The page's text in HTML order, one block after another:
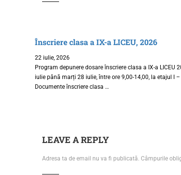
Înscriere clasa a IX-a LICEU, 2026
22 iulie, 2026
Program depunere dosare înscriere clasa a IX-a LICEU
iulie până marți 28 iulie, între ore 9,00-14,00, la etajul I
Documente înscriere clasa …
LEAVE A REPLY
Adresa ta de email nu va fi publicată. Câmpurile